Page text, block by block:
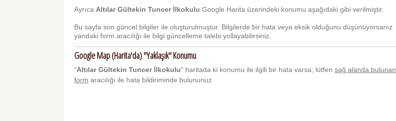
AyrıcaAltılar Gültekin Tuncer İlkokulu Google Harita üzerindeki konumu aşağıdaki gibi verilmiştir.
Bu sayfa son güncel bilgiler ile oluşturulmuştur. Bilgilerde bir hata veya eksik olduğunu düşünüyorsanız
yandaki form aracılığı ile bilgi güncelleme talebi yollayabilirsiniz.
Google Map (Harita'da) "Yaklaşık" Konumu
"Altılar Gültekin Tuncer İlkokulu" haritada ki konumu ile ilgili bir hata varsa; lütfensağ alanda bulunan
form aracılığı ile hata bildiriminde bulununuz